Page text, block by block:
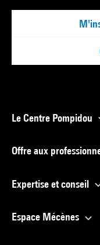
Editeurs, 2022
Le Centre Pompidou
Offre aux
Expertise et conseil
Espace Mécènes